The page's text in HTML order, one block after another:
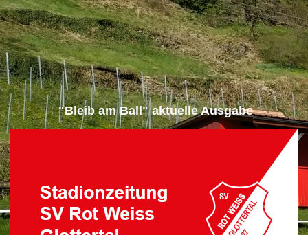
"Bleib am Ball" aktuelle Ausgabe